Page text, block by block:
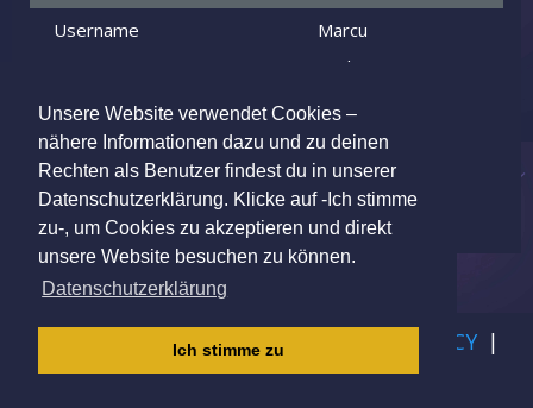
Unsere Website verwendet Cookies –
nähere Informationen dazu und zu deinen
Rechten als Benutzer findest du in unserer
Datenschutzerklärung. Klicke auf -Ich stimme
zu-, um Cookies zu akzeptieren und direkt
unsere Website besuchen zu können.
Datenschutzerklärung
Ich stimme zu
Username
Marcu
Male
Looking for
Female
Age
41 y.o.
Location
42719 Wald, Germany
TERMS OF USE PRIVACY POLICY |
CHILDREN PRIVACY